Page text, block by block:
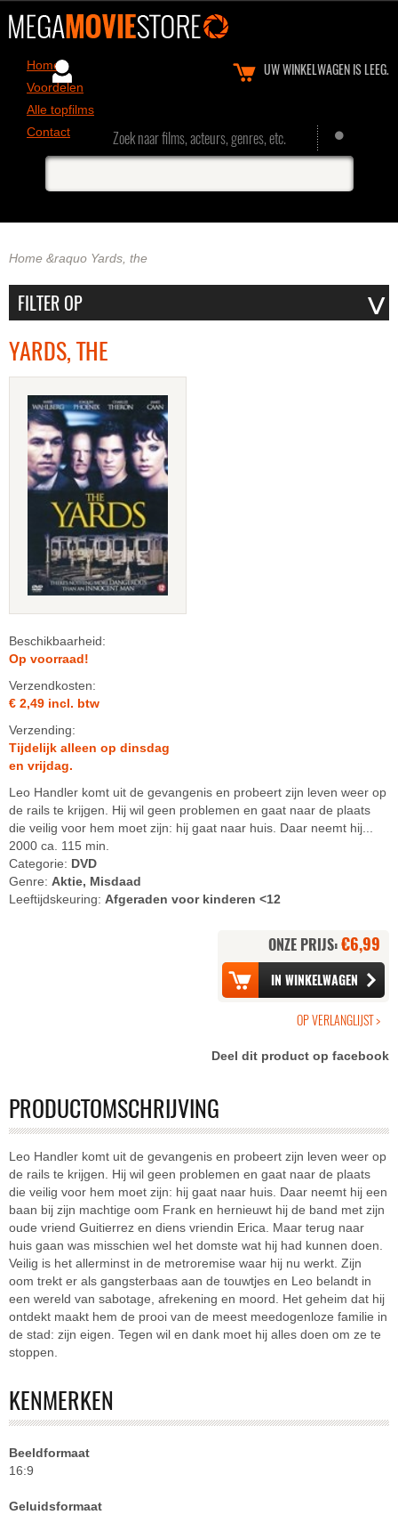
UW WINKELWAGEN IS LEEG.
Home
Voordelen
Alle topfilms
Contact
Zoek naar films, acteurs, genres, etc.
Home &raquo Yards, the
YARDS, THE
Beschikbaarheid:
Op voorraad!
Verzendkosten:
€ 2,49 incl. btw
Verzending:
Tijdelijk alleen op dinsdag
en vrijdag.
Leo Handler komt uit de gevangenis en probeert zijn leven weer op
de rails te krijgen. Hij wil geen problemen en gaat naar de plaats
die veilig voor hem moet zijn: hij gaat naar huis. Daar neemt hij...
2000 ca. 115 min.
Categorie: DVD
Genre: Aktie, Misdaad
Leeftijdskeuring: Afgeraden voor kinderen <12
ONZE PRIJS:€6,99
Deel dit product op facebook
PRODUCTOMSCHRIJVING
Leo Handler komt uit de gevangenis en probeert zijn leven weer op
de rails te krijgen. Hij wil geen problemen en gaat naar de plaats
die veilig voor hem moet zijn: hij gaat naar huis. Daar neemt hij een
baan bij zijn machtige oom Frank en hernieuwt hij de band met zijn
oude vriend Guitierrez en diens vriendin Erica. Maar terug naar
huis gaan was misschien wel het domste wat hij had kunnen doen.
Veilig is het allerminst in de metroremise waar hij nu werkt. Zijn
oom trekt er als gangsterbaas aan de touwtjes en Leo belandt in
een wereld van sabotage, afrekening en moord. Het geheim dat hij
ontdekt maakt hem de prooi van de meest meedogenloze familie in
de stad: zijn eigen. Tegen wil en dank moet hij alles doen om ze te
stoppen.
KENMERKEN
Beeldformaat
16:9
Geluidsformaat